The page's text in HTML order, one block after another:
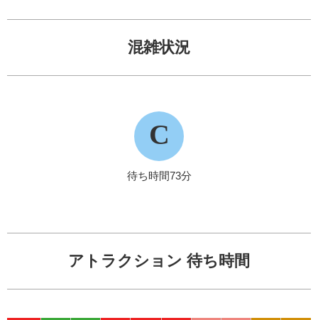
混雑状況
C
待ち時間73分
アトラクション 待ち時間